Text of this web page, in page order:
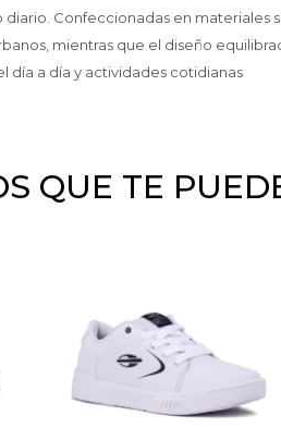
Confeccionadas en
mientras que el diseño
día a día y actividades cotidianas
QUE TE